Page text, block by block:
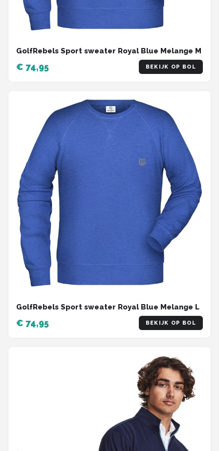
GolfRebels Sport sweater Royal Blue Melange M
€ 74,95 BEKIJK OP BOL
GolfRebels Sport sweater Royal Blue Melange L
€ 74,95 BEKIJK OP BOL